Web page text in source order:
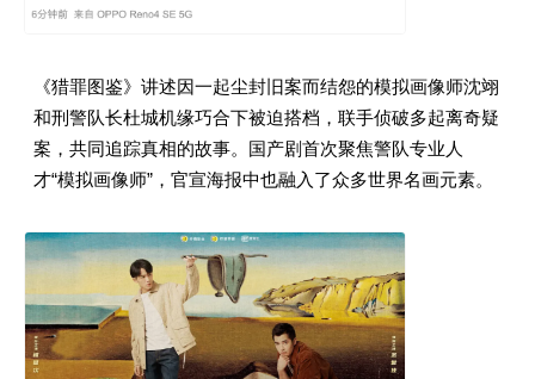
《猎罪图鉴》讲述因一起尘封旧案而结怨的模拟画像师沈翊
和刑警队长杜城机缘巧合下被迫搭档，联手侦破多起离奇疑
案，共同追踪真相的故事。国产剧首次聚焦警队专业人
才“模拟画像师”，官宣海报中也融入了众多世界名画元素。